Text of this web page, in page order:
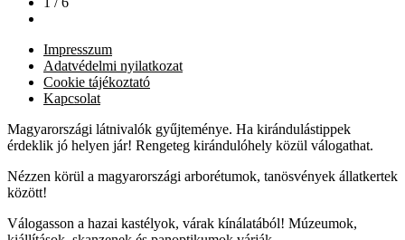
Impresszum
Adatvédelmi nyilatkozat
Cookie tájékoztató
Kapcsolat
Magyarországi látnivalók gyűjteménye. Ha kirándulástippek
érdeklik jó helyen jár! Rengeteg kirándulóhely közül válogathat.
Nézzen körül a magyarországi arborétumok, tanösvények állatkertek
között!
Válogasson a hazai kastélyok, várak kínálatából! Múzeumok,